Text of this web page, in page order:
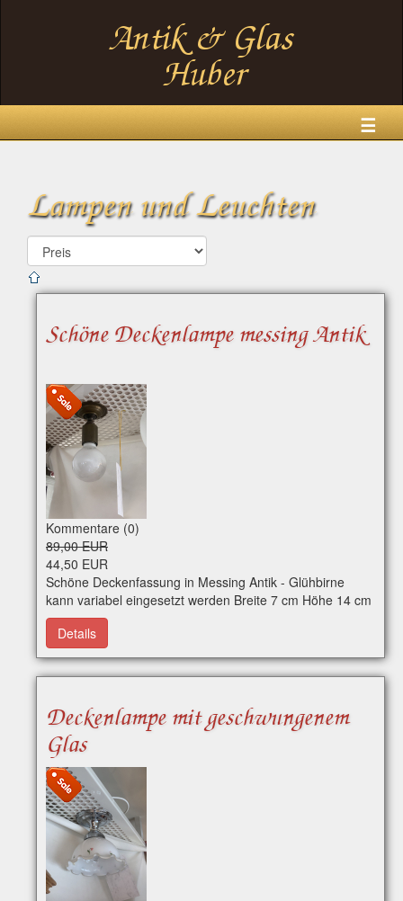
☰
Lampen und Leuchten
Schöne Deckenlampe messing Antik
Kommentare (0)
89,00 EUR
44,50 EUR
Schöne Deckenfassung in Messing Antik - Glühbirne
kann variabel eingesetzt werden Breite 7 cm Höhe 14 cm
Regulärer Preis 89,00 Euro - 50 % Nachlass Art-Nr.
e0237 Per WhatsApp erreichbar
Details
Deckenlampe mit geschwungenem
Glas